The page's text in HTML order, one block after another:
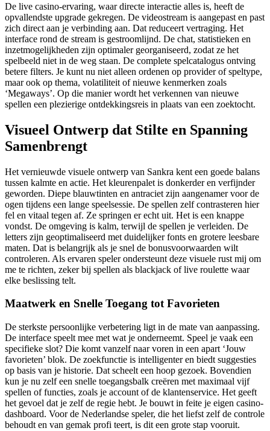
De live casino-ervaring, waar directe interactie alles is, heeft de
opvallendste upgrade gekregen. De videostream is aangepast en past
zich direct aan je verbinding aan. Dat reduceert vertraging. Het
interface rond de stream is gestroomlijnd. De chat, statistieken en
inzetmogelijkheden zijn optimaler georganiseerd, zodat ze het
spelbeeld niet in de weg staan. De complete spelcatalogus ontving
betere filters. Je kunt nu niet alleen ordenen op provider of speltype,
maar ook op thema, volatiliteit of nieuwe kenmerken zoals
‘Megaways’. Op die manier wordt het verkennen van nieuwe
spellen een plezierige ontdekkingsreis in plaats van een zoektocht.
Visueel Ontwerp dat Stilte en Spanning
Samenbrengt
Het vernieuwde visuele ontwerp van Sankra kent een goede balans
tussen kalmte en actie. Het kleurenpalet is donkerder en verfijnder
geworden. Diepe blauwtinten en antraciet zijn aangenamer voor de
ogen tijdens een lange speelsessie. De spellen zelf contrasteren hier
fel en vitaal tegen af. Ze springen er echt uit. Het is een knappe
vondst. De omgeving is kalm, terwijl de spellen je verleiden. De
letters zijn geoptimaliseerd met duidelijker fonts en grotere leesbare
maten. Dat is belangrijk als je snel de bonusvoorwaarden wilt
controleren. Als ervaren speler ondersteunt deze visuele rust mij om
me te richten, zeker bij spellen als blackjack of live roulette waar
elke beslissing telt.
Maatwerk en Snelle Toegang tot Favorieten
De sterkste persoonlijke verbetering ligt in de mate van aanpassing.
De interface speelt mee met wat je onderneemt. Speel je vaak een
specifieke slot? Die komt vanzelf naar voren in een apart ‘Jouw
favorieten’ blok. De zoekfunctie is intelligenter en biedt suggesties
op basis van je historie. Dat scheelt een hoop gezoek. Bovendien
kun je nu zelf een snelle toegangsbalk creëren met maximaal vijf
spellen of functies, zoals je account of de klantenservice. Het geeft
het gevoel dat je zelf de regie hebt. Je bouwt in feite je eigen casino-
dashboard. Voor de Nederlandse speler, die het liefst zelf de controle
behoudt en van gemak profi teert, is dit een grote stap vooruit.